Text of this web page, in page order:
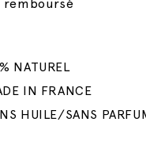
remboursé
NATUREL
IN FRANCE
HUILE/SANS